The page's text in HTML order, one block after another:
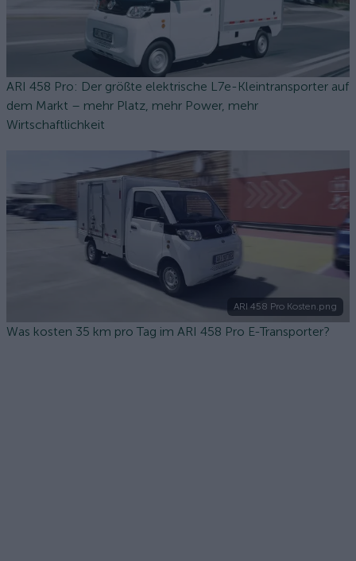
ARI 458 Pro: Der größte elektrische L7e-Kleintransporter auf
dem Markt – mehr Platz, mehr Power, mehr
Wirtschaftlichkeit
ARI 458 Pro Kosten.png
Was kosten 35 km pro Tag im ARI 458 Pro E-Transporter?